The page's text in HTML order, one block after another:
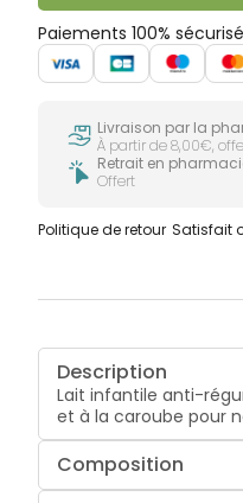
Paiements 100%
Livraison par la
À partir de 8,00€,
Retrait en
Offert
Politique de retour Satisfait
Description
Lait infantile anti-
et à la caroube pour
Composition